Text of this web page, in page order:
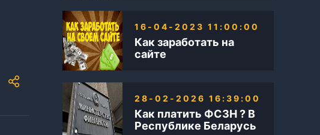
Как заработать на
сайте
16-04-2023 11:00:00
Как платить ФСЗН ? В
Республике Беларусь
28-02-2026 16:39:00